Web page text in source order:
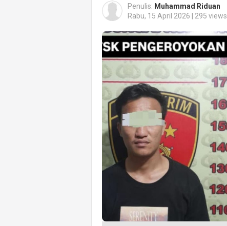
Penulis: Muhammad Riduan
Rabu, 15 April 2026 | 295 views